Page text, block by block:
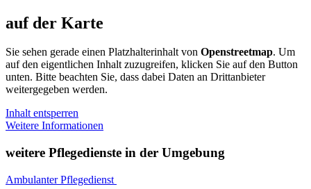
auf der Karte
Sie sehen gerade einen Platzhalterinhalt von Openstreetmap. Um
auf den eigentlichen Inhalt zuzugreifen, klicken Sie auf den Button
unten. Bitte beachten Sie, dass dabei Daten an Drittanbieter
weitergegeben werden.
Inhalt entsperren
Weitere Informationen
weitere Pflegedienste in der Umgebung
Ambulanter Pflegedienst